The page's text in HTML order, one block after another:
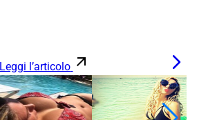
Leggi l’articolo